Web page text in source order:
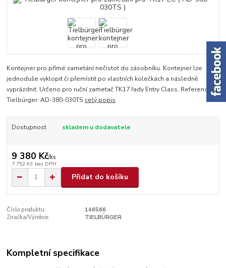
Kontejner pro přímé zametání nečistot do zásobníku. Kontejner lze
jednoduše vyklopit či přemístit po vlastních kolečkách a následně
vyprázdnit. Určeno pro ruční zametač TK17 řady Entry Class. Reference
Tielbürger: AD-380-030TS celý popis
Dostupnost skladem u dodavatele
9 380 Kč/ks
7 752 Kč bez DPH
Přidat do košíku
Číslo produktu:
146566
Značka/Výrobce:
TIELBÜRGER
Kompletní specifikace